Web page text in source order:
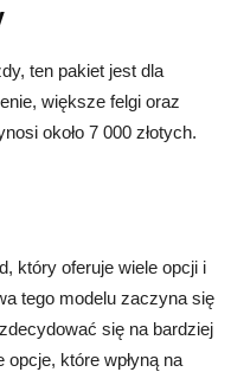
ten pakiet jest dla
większe felgi oraz
około 7 000 złotych.
który oferuje wiele opcji i
tego modelu zaczyna się
się na bardziej
które wpłyną na